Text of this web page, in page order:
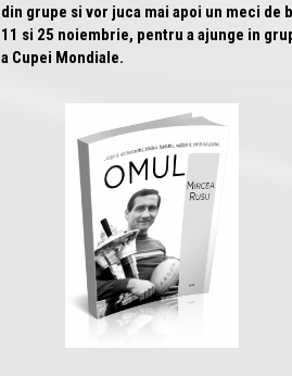
din grupe si vor juca mai apoi un meci de
11 si 25 noiembrie, pentru a ajunge in
a Cupei Mondiale.